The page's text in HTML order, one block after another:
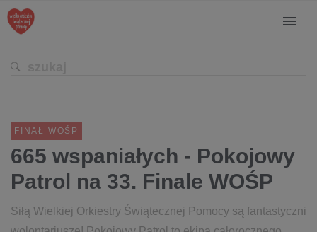
FINAŁ WOŚP
665 wspaniałych - Pokojowy
Patrol na 33. Finale WOŚP
Siłą Wielkiej Orkiestry Świątecznej Pomocy są fantastyczni